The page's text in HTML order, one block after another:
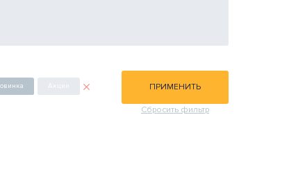
ПРИМЕНИТЬ
Сбросить фильтр